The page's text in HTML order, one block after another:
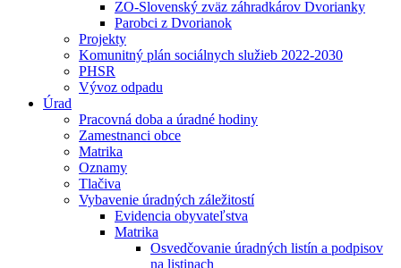
ZO-Slovenský zväz záhradkárov Dvorianky
Parobci z Dvorianok
Projekty
Komunitný plán sociálnych služieb 2022-2030
PHSR
Vývoz odpadu
Úrad
Pracovná doba a úradné hodiny
Zamestnanci obce
Matrika
Oznamy
Tlačiva
Vybavenie úradných záležitostí
Evidencia obyvateľstva
Matrika
Osvedčovanie úradných listín a podpisov
na listinach